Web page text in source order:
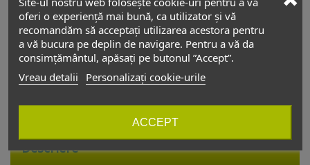
Depozitul de accesorii
Luni - Vineri
08:00 - 17:30
Sâmbătă
Închis
Duminică
Închis
Descriere
oferi o experiență mai bună, ca utilizator și vă
recomandăm să acceptați utilizarea acestora pentru
a vă bucura pe deplin de navigare. Pentru a vă da
consimțământul, apăsați pe butonul ”Accept”.
Vreau detalii
Personalizați cookie-urile
ACCEPT